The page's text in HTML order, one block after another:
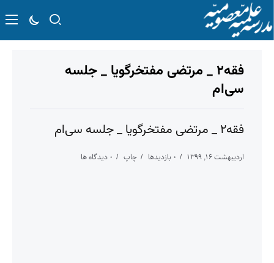
فقه۲ _ مرتضی مفتخرگویا _ جلسه
سی‌ام
فقه۲ _ مرتضی مفتخرگویا _ جلسه سی‌ام
اردیبهشت ۱۶, ۱۳۹۹ ۰ بازدیدها چاپ ۰ دیدگاه ها